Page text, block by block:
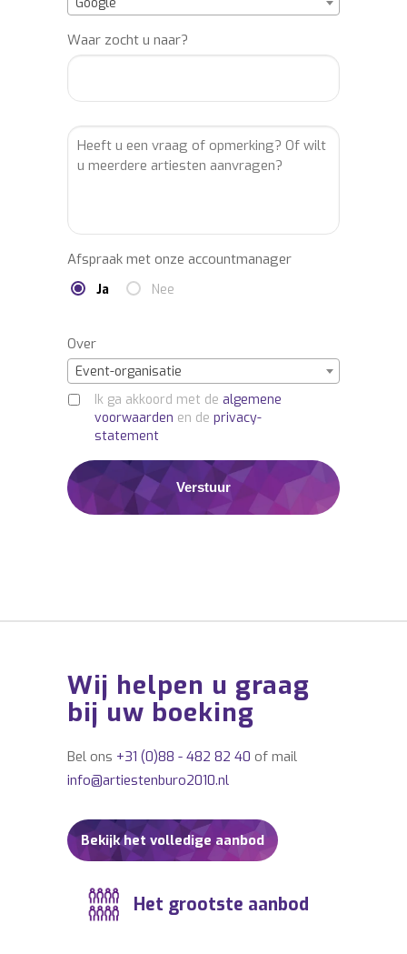
Waar zocht u naar?
Afspraak met onze accountmanager
Ja Nee
Over
Event-organisatie
Ik ga akkoord met de algemene
voorwaarden en de privacy-
statement
Wij helpen u graag
bij uw boeking
Bel ons +31 (0)88 - 482 82 40 of mail
info@artiestenburo2010.nl
Bekijk het volledige aanbod
Het grootste aanbod